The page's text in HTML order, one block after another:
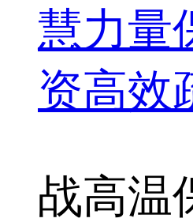
慧力量
资高效
战高温